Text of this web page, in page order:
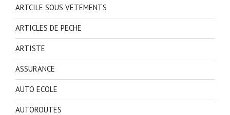
ARTCILE SOUS VETEMENTS
ARTICLES DE PECHE
ARTISTE
ASSURANCE
AUTO ECOLE
AUTOROUTES